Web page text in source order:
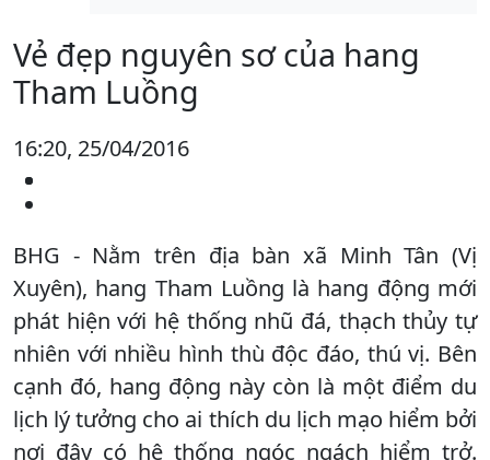
Vẻ đẹp nguyên sơ của hang
Tham Luồng
16:20, 25/04/2016
BHG - Nằm trên địa bàn xã Minh Tân (Vị
Xuyên), hang Tham Luồng là hang động mới
phát hiện với hệ thống nhũ đá, thạch thủy tự
nhiên với nhiều hình thù độc đáo, thú vị. Bên
cạnh đó, hang động này còn là một điểm du
lịch lý tưởng cho ai thích du lịch mạo hiểm bởi
nơi đây có hệ thống ngóc ngách hiểm trở.